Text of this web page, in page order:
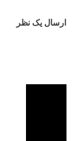
نگهداری دارند.
در شرایط متنوع
اصلاح‌نژاد شده
ارسال یک نظر